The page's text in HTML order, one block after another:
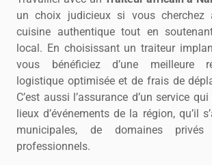
un choix judicieux si vous cherchez
cuisine authentique tout en
local. En choisissant un traiteur
vous bénéficiez d’une meilleure
logistique optimisée et de frais de
C’est aussi l’assurance d’un service
lieux d’événements de la région, qu’il
municipales, de domaines privés
professionnels.